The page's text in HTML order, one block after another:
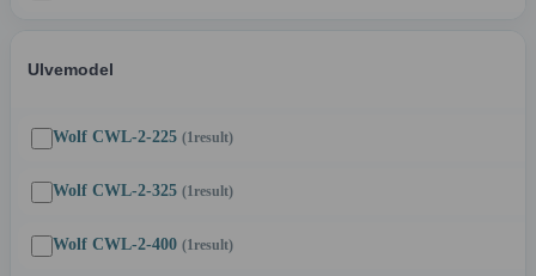
Ulvemodel
Wolf CWL-2-225 (1result)
Wolf CWL-2-325 (1result)
Wolf CWL-2-400 (1result)